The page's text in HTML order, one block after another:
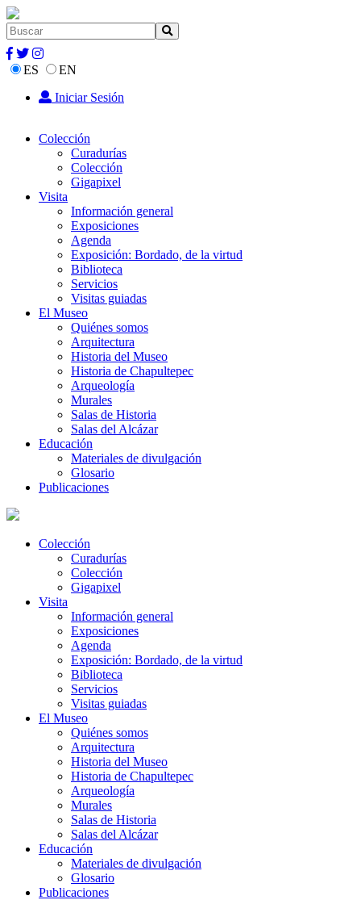
ES
EN
Iniciar Sesión
Colección
Curadurías
Colección
Gigapixel
Visita
Información general
Exposiciones
Agenda
Exposición: Bordado, de la virtud
Biblioteca
Servicios
Visitas guiadas
El Museo
Quiénes somos
Arquitectura
Historia del Museo
Historia de Chapultepec
Arqueología
Murales
Salas de Historia
Salas del Alcázar
Educación
Materiales de divulgación
Glosario
Publicaciones
Colección
Curadurías
Colección
Gigapixel
Visita
Información general
Exposiciones
Agenda
Exposición: Bordado, de la virtud
Biblioteca
Servicios
Visitas guiadas
El Museo
Quiénes somos
Arquitectura
Historia del Museo
Historia de Chapultepec
Arqueología
Murales
Salas de Historia
Salas del Alcázar
Educación
Materiales de divulgación
Glosario
Publicaciones